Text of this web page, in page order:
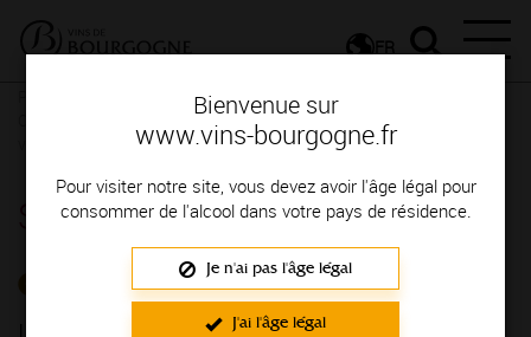
Bienvenue sur
www.vins-bourgogne.fr
Pour visiter notre site, vous devez avoir l'âge légal pour
consommer de l'alcool dans votre pays de résidence.
Je n'ai pas l'âge légal
J'ai l'âge légal
FR
Communiqués de presse - Communiqués de presse
Comité Bourgogne obtient 700 000 € pour préserver le patrimoine
Salle de presse
COMMUNIQUÉS DE PRESSE